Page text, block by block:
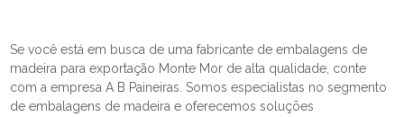
Se você está em busca de uma fabricante de embalagens de
madeira para exportação Monte Mor de alta qualidade, conte
com a empresa A B Paineiras. Somos especialistas no segmento
de embalagens de madeira e oferecemos soluções